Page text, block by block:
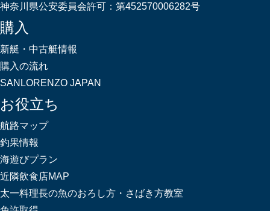
神奈川県公安委員会許可： 第452570006282号
購入
新艇・中古艇情報
購入の流れ
SANLORENZO JAPAN
お役立ち
航路マップ
釣果情報
海遊びプラン
近隣飲食店MAP
太一料理長の魚のおろし方・さばき方教室